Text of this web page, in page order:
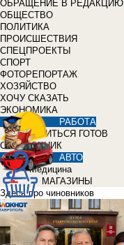
ОБРАЩЕНИЕ В РЕДАКЦИЮ
ОБЩЕСТВО
ПОЛИТИКА
ПРОИСШЕСТВИЯ
СПЕЦПРОЕКТЫ
СПОРТ
ФОТОРЕПОРТАЖ
ХОЗЯЙСТВО
ХОЧУ СКАЗАТЬ
ЭКОНОМИКА
РАБОТА
УЧИТЬСЯ ГОТОВ
СПРАВОЧНИК
АВТО
Медицина
МАГАЗИНЫ
Здесь про чиновников